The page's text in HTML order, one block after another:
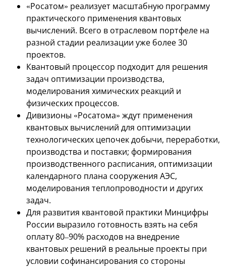
«Росатом» реализует масштабную программу
практического применения квантовых
вычислений. Всего в отраслевом портфеле на
разной стадии реализации уже более 30
проектов.
Квантовый процессор подходит для решения
задач оптимизации производства,
моделирования химических реакций и
физических процессов.
Дивизионы «Росатома» ждут применения
квантовых вычислений для оптимизации
технологических цепочек добычи, переработки,
производства и поставки; формирования
производственного расписания, оптимизации
календарного плана сооружения АЭС,
моделирования теплопроводности и других
задач.
Для развития квантовой практики Минцифры
России выразило готовность взять на себя
оплату 80–90% расходов на внедрение
квантовых решений в реальные проекты при
условии софинансирования со стороны